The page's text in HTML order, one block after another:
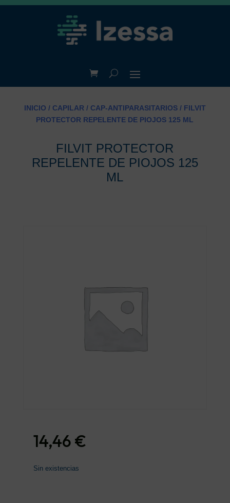
INICIO / CAPILAR / CAP-ANTIPARASITARIOS/ FILVIT
PROTECTOR REPELENTE DE PIOJOS 125 ML
FILVIT PROTECTOR
REPELENTE DE PIOJOS 125
ML
14,46 €
Sin existencias